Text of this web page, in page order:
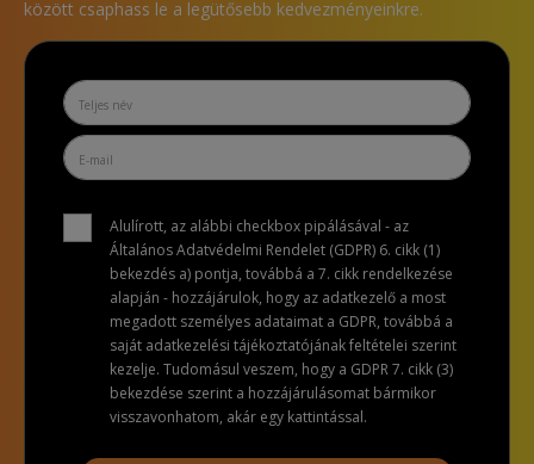
között csaphass le a legütősebb kedvezményeinkre.
Alulírott, az alábbi checkbox pipálásával - az
Általános Adatvédelmi Rendelet (GDPR) 6. cikk (1)
bekezdés a) pontja, továbbá a 7. cikk rendelkezése
alapján - hozzájárulok, hogy az adatkezelő a most
megadott személyes adataimat a GDPR, továbbá a
saját adatkezelési tájékoztatójának feltételei szerint
kezelje. Tudomásul veszem, hogy a GDPR 7. cikk (3)
bekezdése szerint a hozzájárulásomat bármikor
visszavonhatom, akár egy kattintással.